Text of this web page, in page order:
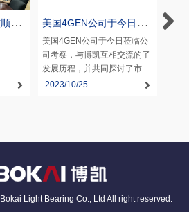
利
美国4GEN公司于今日莅
临公司考察
美国4GEN公司于今日莅临公
司考察，与博凯互相交流的了
发展历程，并共同探讨了市场
开拓方向，4GEN...
2023/10/25
关
Light Bearing Co., Ltd All right reserved.